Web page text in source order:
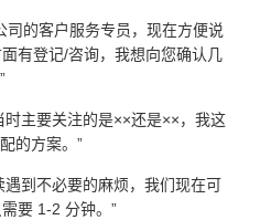
司的客户服务专员，现在方便说
有登记/咨询，我想向您确认几
时主要关注的是××还是××，我这
的方案。”
到不必要的麻烦，我们现在可
要 1-2 分钟。”